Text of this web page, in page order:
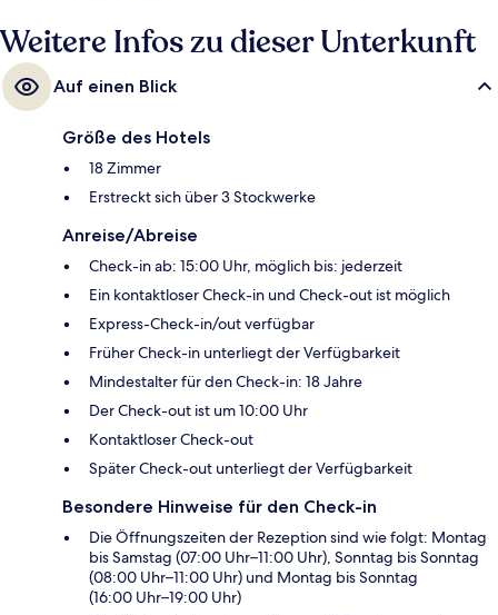
Weitere Infos zu dieser Unterkunft
Auf einen Blick
Größe des Hotels
18 Zimmer
Erstreckt sich über 3 Stockwerke
Anreise/Abreise
Check-in ab: 15:00 Uhr, möglich bis: jederzeit
Ein kontaktloser Check-in und Check-out ist möglich
Express-Check-in/out verfügbar
Früher Check-in unterliegt der Verfügbarkeit
Mindestalter für den Check-in: 18 Jahre
Der Check-out ist um 10:00 Uhr
Kontaktloser Check-out
Später Check-out unterliegt der Verfügbarkeit
Besondere Hinweise für den Check-in
Die Öffnungszeiten der Rezeption sind wie folgt: Montag
bis Samstag (07:00 Uhr–11:00 Uhr), Sonntag bis Sonntag
(08:00 Uhr–11:00 Uhr) und Montag bis Sonntag
(16:00 Uhr–19:00 Uhr)